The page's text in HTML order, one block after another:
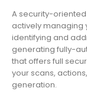
A security-
actively managing
identifying and
generating fully-
that offers full
your scans,
generation.